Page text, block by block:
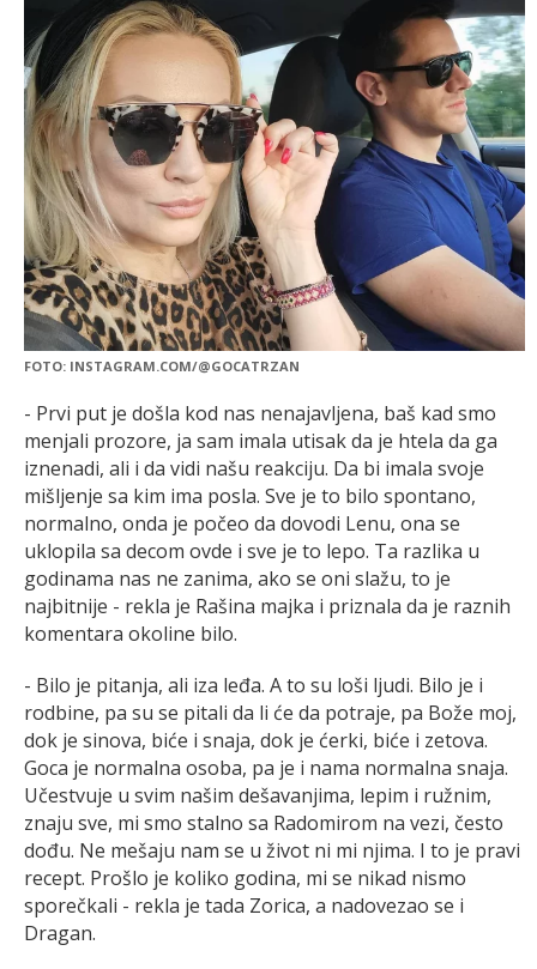
FOTO: INSTAGRAM.COM/@GOCATRZAN
- Prvi put je došla kod nas nenajavljena, baš kad smo
menjali prozore, ja sam imala utisak da je htela da ga
iznenadi, ali i da vidi našu reakciju. Da bi imala svoje
mišljenje sa kim ima posla. Sve je to bilo spontano,
normalno, onda je počeo da dovodi Lenu, ona se
uklopila sa decom ovde i sve je to lepo. Ta razlika u
godinama nas ne zanima, ako se oni slažu, to je
najbitnije - rekla je Rašina majka i priznala da je raznih
komentara okoline bilo.
- Bilo je pitanja, ali iza leđa. A to su loši ljudi. Bilo je i
rodbine, pa su se pitali da li će da potraje, pa Bože moj,
dok je sinova, biće i snaja, dok je ćerki, biće i zetova.
Goca je normalna osoba, pa je i nama normalna snaja.
Učestvuje u svim našim dešavanjima, lepim i ružnim,
znaju sve, mi smo stalno sa Radomirom na vezi, često
dođu. Ne mešaju nam se u život ni mi njima. I to je pravi
recept. Prošlo je koliko godina, mi se nikad nismo
sporečkali - rekla je tada Zorica, a nadovezao se i
Dragan.